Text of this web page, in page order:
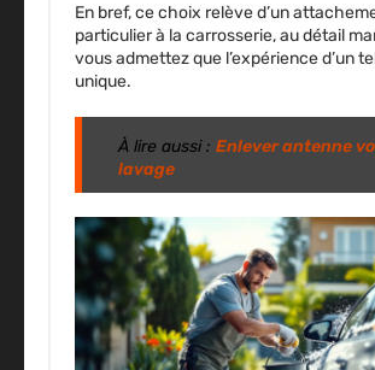
En bref, ce choix relève d’un
particulier à la carrosserie, au détail
vous admettez que l’expérience d’un
unique.
À lire aussi : Enlever antenne
lavage